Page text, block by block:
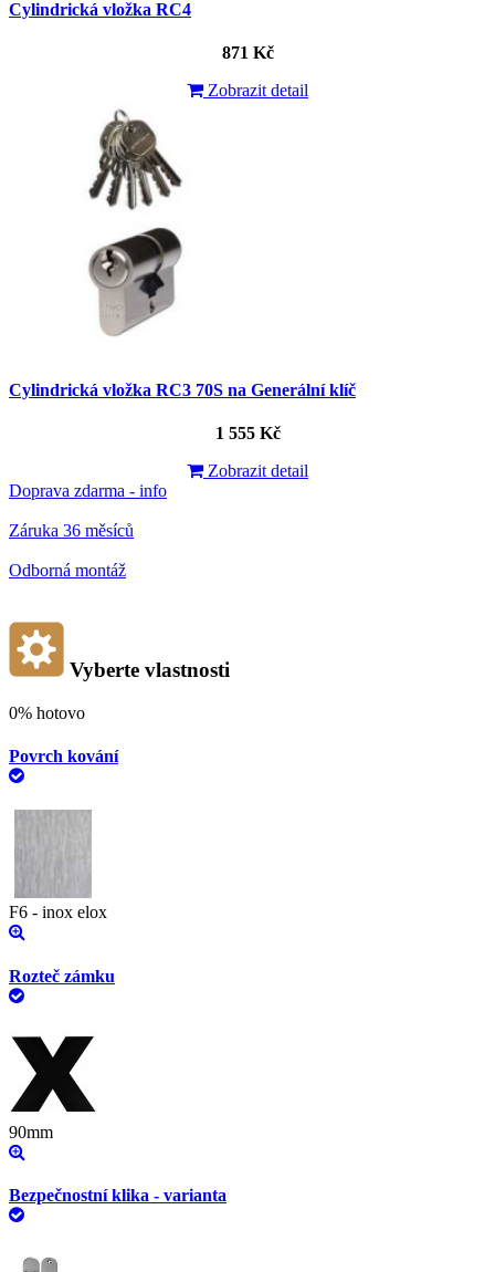
Cylindrická vložka RC4
871 Kč
Zobrazit detail
Cylindrická vložka RC3 70S na Generální klíč
1 555 Kč
Zobrazit detail
Doprava zdarma - info
Záruka 36 měsíců
Odborná montáž
Vyberte vlastnosti
0% hotovo
Povrch kování
F6 - inox elox
Rozteč zámku
90mm
Bezpečnostní klika - varianta